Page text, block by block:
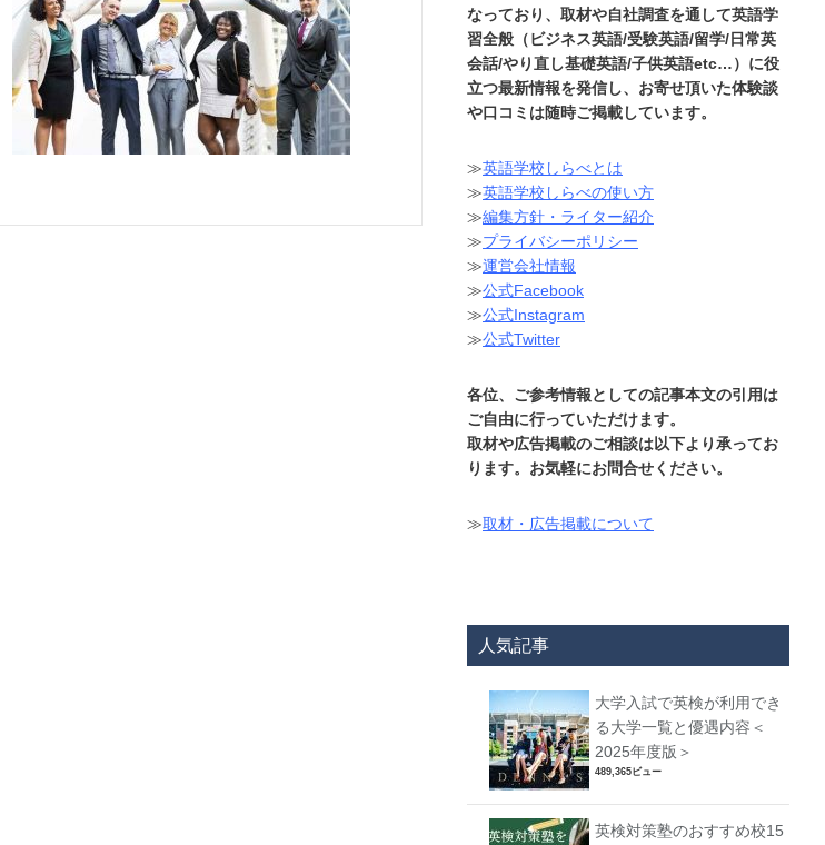
なっており、取材や自社調査を通して英語学
習全般（ビジネス英語/受験英語/留学/日常英
会話/やり直し基礎英語/子供英語etc…）に役
立つ最新情報を発信し、お寄せ頂いた体験談
や口コミは随時ご掲載しています。
≫英語学校しらべとは
≫英語学校しらべの使い方
≫編集方針・ライター紹介
≫プライバシーポリシー
≫運営会社情報
≫公式Facebook
≫公式Instagram
≫公式Twitter
各位、ご参考情報としての記事本文の引用は
ご自由に行っていただけます。
取材や広告掲載のご相談は以下より承ってお
ります。お気軽にお問合せください。
≫取材・広告掲載について
人気記事
大学入試で英検が利用でき
る大学一覧と優遇内容＜
2025年度版＞
489,365ビュー
英検対策塾のおすすめ校15